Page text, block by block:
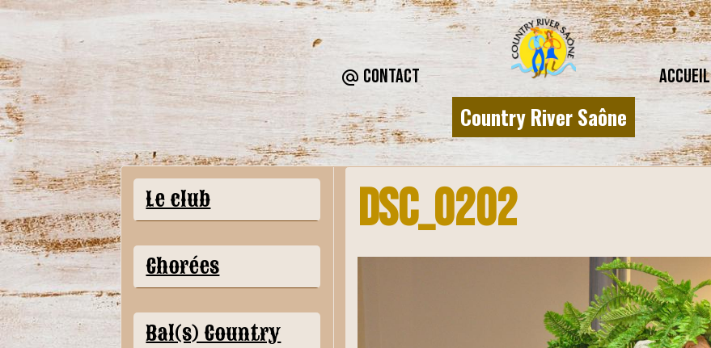
CONTACT
Country River Saône
Accueil
DSC_0202
Le club
Chorées
Bal(s) Country